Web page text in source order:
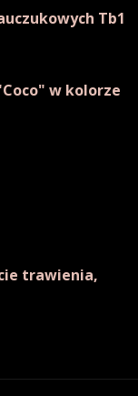
Tb1
w kolorze
trawienia,